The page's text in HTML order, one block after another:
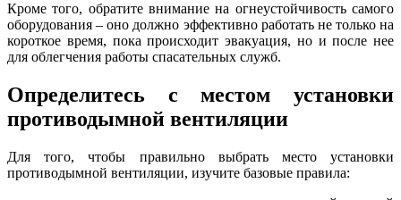
Кроме того, обратите внимание на огнеустойчивость самого
оборудования – оно должно эффективно работать не только на
короткое время, пока происходит эвакуация, но и после нее
для облегчения работы спасательных служб.
Определитесь с местом установки
противодымной вентиляции
Для того, чтобы правильно выбрать место установки
противодымной вентиляции, изучите базовые правила: